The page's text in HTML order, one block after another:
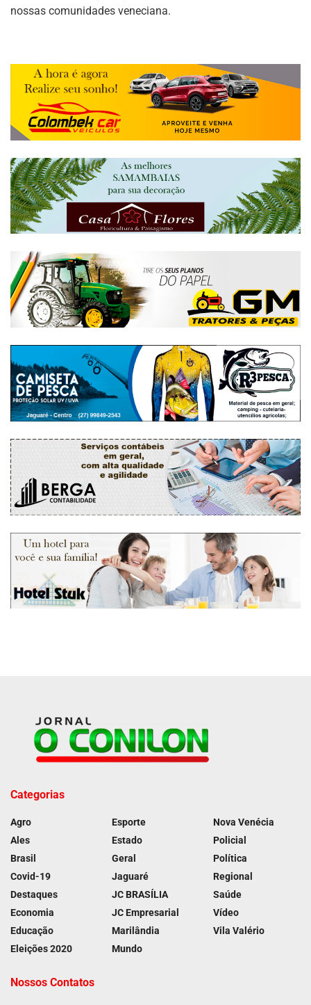
nossas comunidades veneciana.
Categorias
Agro
Ales
Brasil
Covid-19
Destaques
Economia
Educação
Eleições 2020
Esporte
Estado
Geral
Jaguaré
JC BRASÍLIA
JC Empresarial
Marilândia
Mundo
Nova Venécia
Policial
Política
Regional
Saúde
Vídeo
Vila Valério
Nossos Contatos